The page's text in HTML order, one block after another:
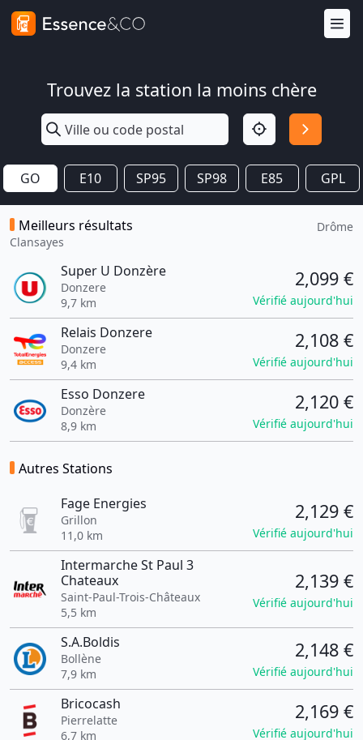
Trouvez la station la moins chère
GO E10 SP95 SP98 E85 GPL
Meilleurs résultats
Clansayes
Drôme
Super U Donzère
Donzere
9,7 km
2,099 €
Vérifié aujourd'hui
Relais Donzere
Donzere
9,4 km
2,108 €
Vérifié aujourd'hui
Esso Donzere
Donzère
8,9 km
2,120 €
Vérifié aujourd'hui
Autres Stations
Fage Energies
Grillon
11,0 km
2,129 €
Vérifié aujourd'hui
Intermarche St Paul 3
Chateaux
Saint-Paul-Trois-Châteaux
5,5 km
2,139 €
Vérifié aujourd'hui
S.A.Boldis
Bollène
7,9 km
2,148 €
Vérifié aujourd'hui
Bricocash
Pierrelatte
6,7 km
2,169 €
Vérifié aujourd'hui